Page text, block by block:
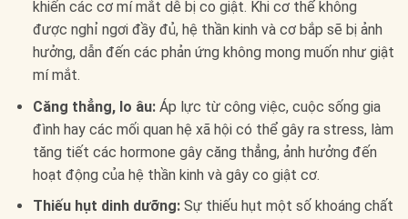
khiến các cơ mí mắt dễ bị co giật. Khi cơ thể không
được nghỉ ngơi đầy đủ, hệ thần kinh và cơ bắp sẽ bị ảnh
hưởng, dẫn đến các phản ứng không mong muốn như giật
mí mắt.
Căng thẳng, lo âu:Áp lực từ công việc, cuộc sống gia
đình hay các mối quan hệ xã hội có thể gây ra stress, làm
tăng tiết các hormone gây căng thẳng, ảnh hưởng đến
hoạt động của hệ thần kinh và gây co giật cơ.
Thiếu hụt dinh dưỡng:Sự thiếu hụt một số khoáng chất